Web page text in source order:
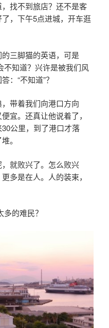
找不到旅店？还不是客
，下午5点进城，开车逛
三脚猫的英语，可是
不知道？兴许是被我们风
：“不知道”？
带着我们向港口方向
宜。还真让他说着了，
公里，到了港口才落
。
就败兴了。怎么败兴
多是在人。人的装束，
的难民？